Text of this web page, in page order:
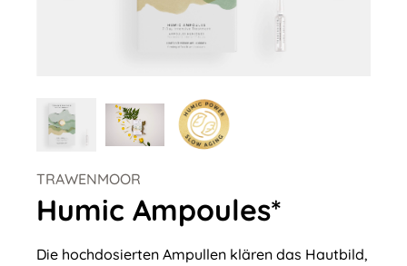
TRAWENMOOR
Humic Ampoules*
Die hochdosierten Ampullen klären das Hautbild,